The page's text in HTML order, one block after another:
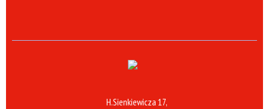
H.Sienkiewicza 17,